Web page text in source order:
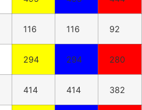
116 116 92
294 294 280
414 414 382